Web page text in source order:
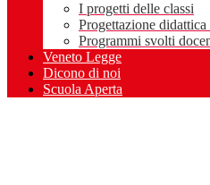
I progetti delle classi
Progettazione
Programmi svolti
Veneto Legge
Dicono di noi
Scuola Aperta